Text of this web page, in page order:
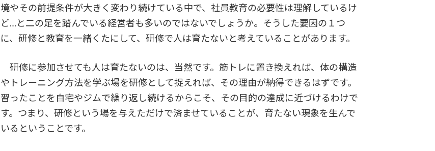
境やその前提条件が大きく変わり続けている中で、社員教育の必要性は理解しているけ
ど…と二の足を踏んでいる経営者も多いのではないでしょうか。そうした要因の１つ
に、研修と教育を一緒くたにして、研修で人は育たないと考えていることがあります。
研修に参加させても人は育たないのは、当然です。筋トレに置き換えれば、体の構造
やトレーニング方法を学ぶ場を研修として捉えれば、その理由が納得できるはずです。
習ったことを自宅やジムで繰り返し続けるからこそ、その目的の達成に近づけるわけで
す。つまり、研修という場を与えただけで済ませていることが、育たない現象を生んで
いるということです。